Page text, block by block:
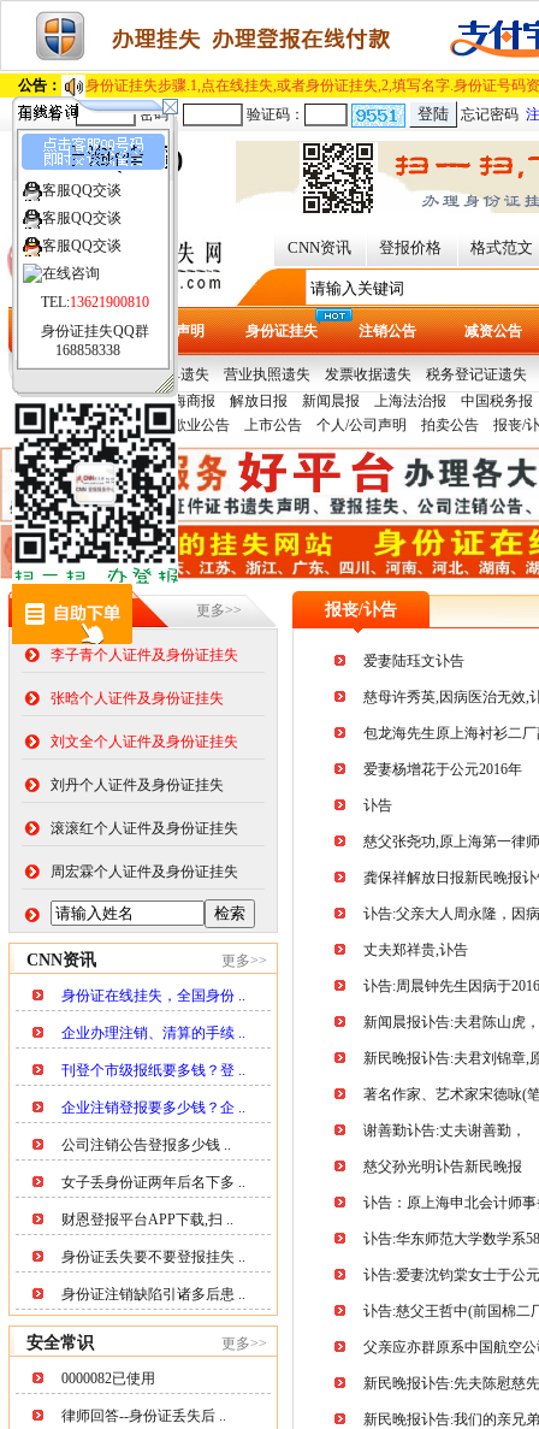
公告：
身份证挂失步骤.1,点在线挂失,或者身份证挂失,2,填写名字.身份证号码
用户名：
密码： 验证码： 忘记密码
上海(全国)
[切换城市]
CNN资讯 登报价格 格式范文
首页 遗失声明 身份证挂失 注销公告 减资公告
热门证件： 提单/保单遗失 营业执照遗失 发票收据遗失 税务登记证遗失
多 青年报
报纸刊例： 文汇报 上海商报 解放日报 新闻晨报 上海法治报
中国税务报
声明公告： 变更公告 歇业公告 上市公告 个人/公司声明 拍卖公告 报丧/
在线挂失 更多>>
李子青个人证件及身份证挂失
张晗个人证件及身份证挂失
刘文全个人证件及身份证挂失
刘丹个人证件及身份证挂失
滚滚红个人证件及身份证挂失
周宏霖个人证件及身份证挂失
CNN资讯 更多>>
身份证在线挂失，全国身份 ..
企业办理注销、清算的手续 ..
刊登个市级报纸要多钱？登 ..
企业注销登报要多少钱？企 ..
公司注销公告登报多少钱 ..
女子丢身份证两年后名下多 ..
财恩登报平台APP下载,扫 ..
身份证丢失要不要登报挂失 ..
身份证注销缺陷引诸多后患 ..
安全常识 更多>>
0000082已使用
律师回答--身份证丢失后 ..
报丧/讣告
爱妻陆珏文讣告
慈母许秀英,因病医治无效,
包龙海先生原上海衬衫二
爱妻杨增花于公元2016年
讣告
慈父张尧功,原上海第一律
龚保祥解放日报新民晚报
讣告:父亲大人周永隆，因
丈夫郑祥贵,讣告
讣告:周晨钟先生因病于
新闻晨报讣告:夫君陈山虎
新民晚报讣告:夫君刘锦章,
著名作家、艺术家宋德咏(
谢善勤讣告:丈夫谢善勤，
慈父孙光明讣告新民晚报
讣告：原上海申北会计师
讣告:华东师范大学数学系
讣告:爱妻沈钧棠女士于公
讣告:慈父王哲中(前国棉二
父亲应亦群原系中国航空
新民晚报讣告:先夫陈慰慈
新民晚报讣告:我们的亲兄
客服QQ交谈
客服QQ交谈
客服QQ交谈
TEL:13621900810
身份证挂失QQ群
168858338